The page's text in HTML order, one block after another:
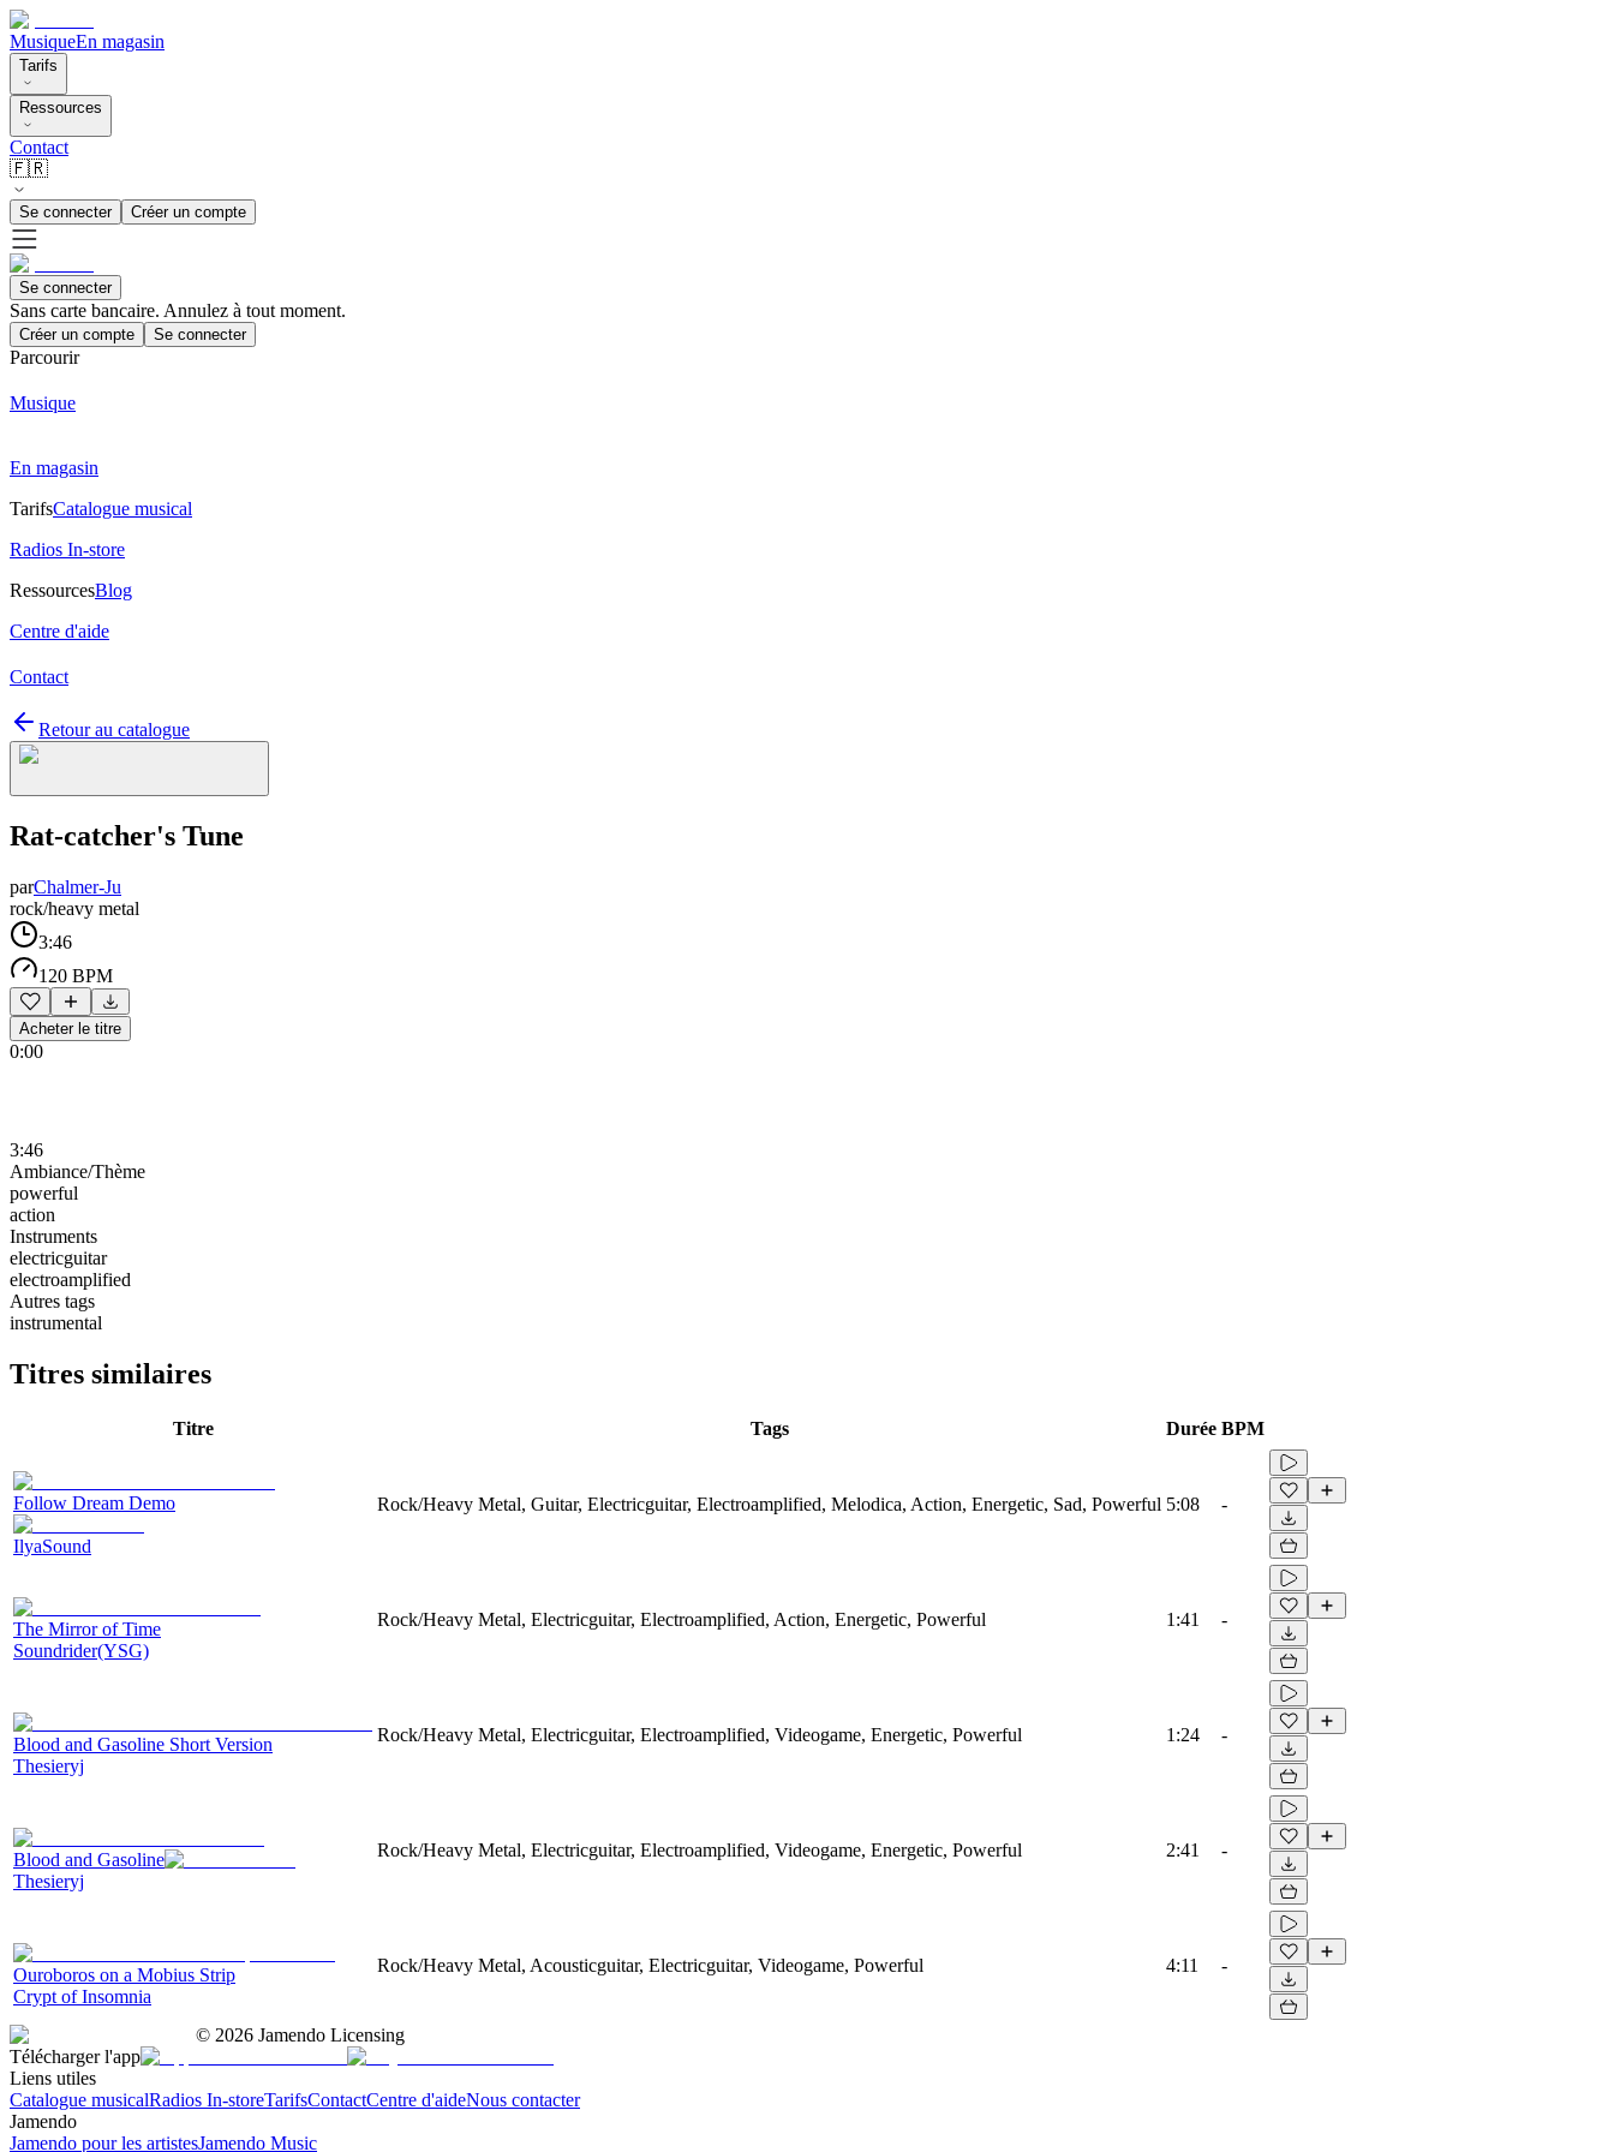
MusiqueEn magasin
Tarifs
Ressources
Contact
🇫🇷
Se connecter Créer un compte
Se connecter
Sans carte bancaire. Annulez à tout moment.
Créer un compte Se connecter
Parcourir
Musique
En magasin
TarifsCatalogue musical
Radios In-store
RessourcesBlog
Centre d'aide
Contact
Retour au catalogue
Rat-catcher's Tune
parChalmer-Ju
rock/heavy metal
3:46
120 BPM
Acheter le titre
0:00
3:46
Ambiance/Thème
powerful
action
Instruments
electricguitar
electroamplified
Autres tags
instrumental
Titres similaires
Titre Tags Durée BPM
Follow Dream Demo
IlyaSound
Rock/Heavy Metal, Guitar, Electricguitar, Electroamplified, Melodica, Action, Energetic, Sad, Powerful 5:08 -
The Mirror of Time
Soundrider(YSG)
Rock/Heavy Metal, Electricguitar, Electroamplified, Action, Energetic, Powerful 1:41 -
Blood and Gasoline Short Version
Thesieryj
Rock/Heavy Metal, Electricguitar, Electroamplified, Videogame, Energetic, Powerful 1:24 -
Blood and Gasoline
Thesieryj
Rock/Heavy Metal, Electricguitar, Electroamplified, Videogame, Energetic, Powerful 2:41 -
Ouroboros on a Mobius Strip
Crypt of Insomnia
Rock/Heavy Metal, Acousticguitar, Electricguitar, Videogame, Powerful 4:11 -
© 2026 Jamendo Licensing
Télécharger l'app
Liens utiles
Catalogue musicalRadios In-storeTarifsContactCentre d'aideNous contacter
Jamendo
Jamendo pour les artistesJamendo Music